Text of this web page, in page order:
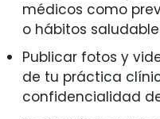
médicos como
o hábitos
Publicar fotos y
de tu práctica
confidencialidad